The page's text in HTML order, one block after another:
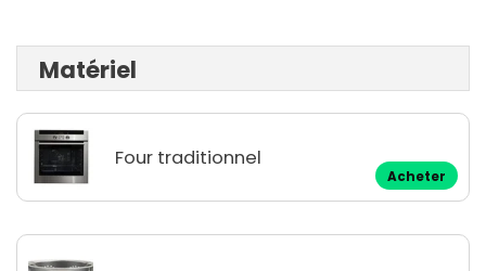
Matériel
Four traditionnel
Acheter